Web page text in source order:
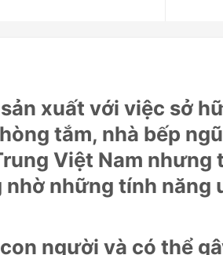
xuất với việc sở
tắm, nhà bếp
Việt Nam nhưng
những tính năng
người và có thể